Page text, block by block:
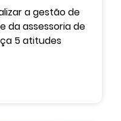
a gestão de
da assessoria de
5 atitudes